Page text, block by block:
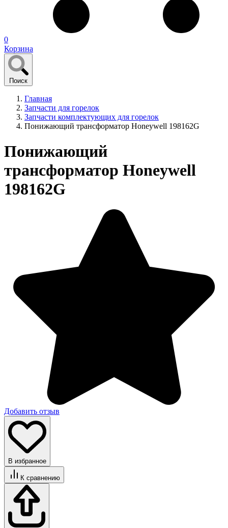
0
Корзина
Поиск
Главная
Запчасти для горелок
Запчасти комплектующих для горелок
Понижающий трансформатор Honeywell 198162G
Понижающий
трансформатор Honeywell
198162G
Добавить отзыв
В избранное
К сравнению